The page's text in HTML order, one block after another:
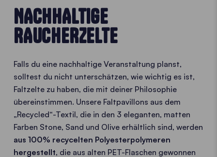
NACHHALTIGE
RAUCHERZELTE
Falls du eine nachhaltige Veranstaltung planst,
solltest du nicht unterschätzen, wie wichtig es ist,
Faltzelte zu haben, die mit deiner Philosophie
übereinstimmen. Unsere Faltpavillons aus dem
„Recycled“-Textil, die in den 3 eleganten, matten
Farben Stone, Sand und Olive erhältlich sind, werden
aus 100% recycelten Polyesterpolymeren
hergestellt, die aus alten PET-Flaschen gewonnen